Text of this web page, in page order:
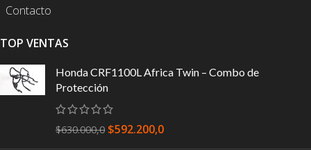
Contacto
TOP VENTAS
Honda CRF1100L Africa Twin – Combo de
Protección
$630.000,0 $592.200,0